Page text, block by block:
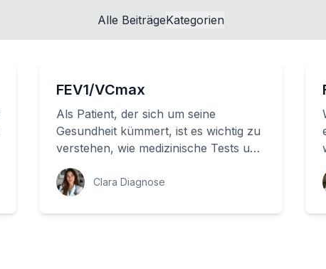
Alle BeiträgeKategorien
FEV1/VCmax
Als Patient, der sich um seine
Gesundheit kümmert, ist es wichtig zu
verstehen, wie medizinische Tests und
Befunde ausgewertet werden. Einer
von ihnen...Clara Diagnose